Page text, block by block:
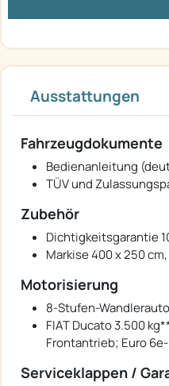
Ausstattungen
Fahrzeugdokumente
Bedienanleitung
TÜV und
Zubehör
Dichtigkeitsgarantie
Markise 400 x 250
Motorisierung
8-Stufen-
FIAT Ducato 3.500
Frontantrieb; Euro
Serviceklappen /